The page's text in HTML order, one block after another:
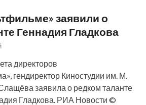
заявили о
Геннадия Гладкова
директоров
гендиректор Киностудии им. М.
заявила о редком таланте
Гладкова. РИА Новости ©